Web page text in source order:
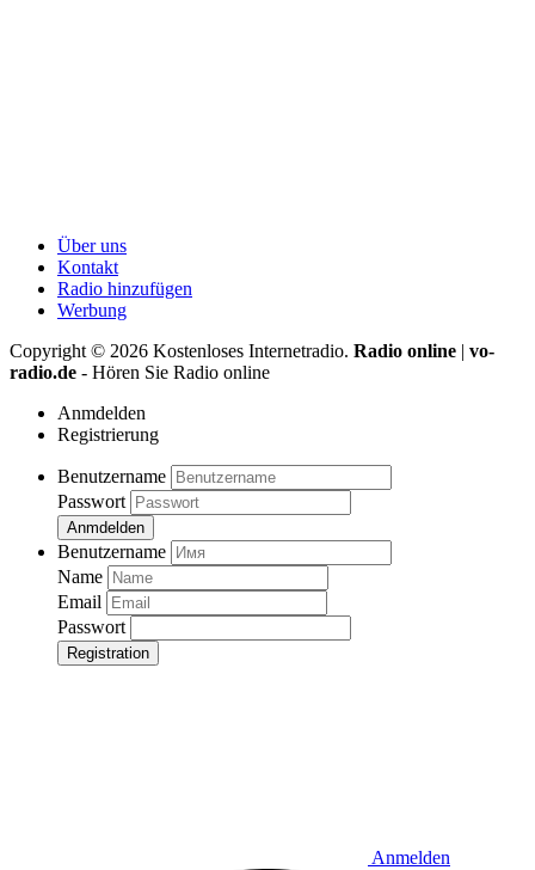
Über uns
Kontakt
Radio hinzufügen
Werbung
Copyright © 2026 Kostenloses Internetradio. Radio online | vo-
radio.de - Hören Sie Radio online
Anmdelden
Registrierung
Benutzername
Passwort
Anmdelden
Benutzername
Name
Email
Passwort
Registration
Anmelden